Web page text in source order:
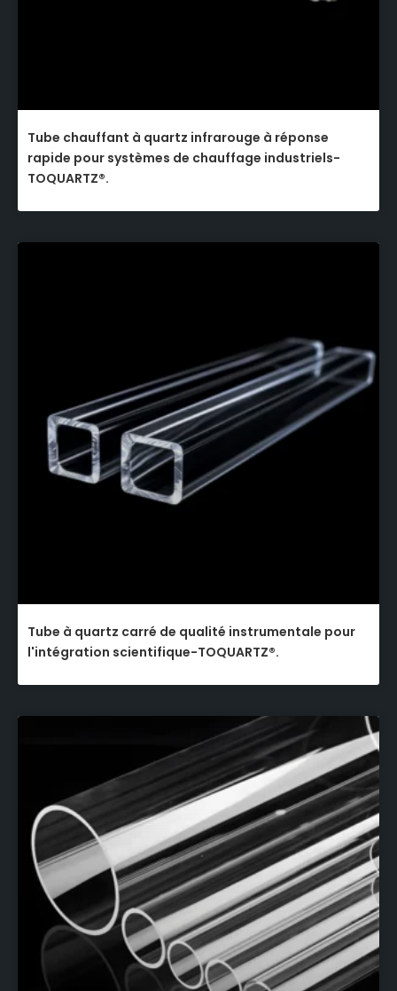
Tube chauffant à quartz infrarouge à réponse
rapide pour systèmes de chauffage industriels-
TOQUARTZ®.
Tube à quartz carré de qualité instrumentale pour
l'intégration scientifique-TOQUARTZ®.